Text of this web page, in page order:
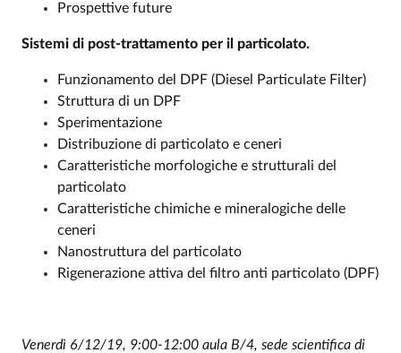
Prospettive future
Sistemi di post-trattamento per il particolato.
Funzionamento del DPF (Diesel Particulate Filter)
Struttura di un DPF
Sperimentazione
Distribuzione di particolato e ceneri
Caratteristiche morfologiche e strutturali del
particolato
Caratteristiche chimiche e mineralogiche delle
ceneri
Nanostruttura del particolato
Rigenerazione attiva del filtro anti particolato (DPF)
Venerdì 6/12/19, 9:00-12:00 aula B/4, sede scientifica di